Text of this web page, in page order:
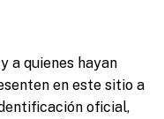
a quienes hayan
en este sitio a
oficial,